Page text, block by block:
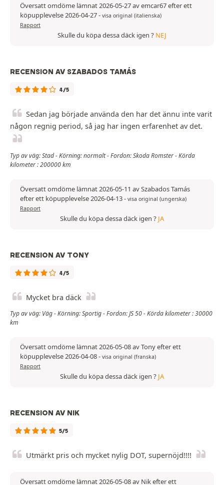
Översatt omdöme lämnat 2026-05-27 av emcar67 efter ett
köpupplevelse 2026-04-27- visa original (italienska)
Rapport
Skulle du köpa dessa däck igen ? NEJ
RECENSION AV SZABADOS TAMÁS
4/5
Sedan jag började använda den har det ännu inte varit
någon regnig period, så jag har ingen erfarenhet av det.
Typ av väg: Stad - Körning: normalt - Fordon: Skoda Romster - Körda
kilometer : 200000 km
Översatt omdöme lämnat 2026-05-11 av Szabados Tamás
efter ett köpupplevelse 2026-04-13- visa original (ungerska)
Rapport
Skulle du köpa dessa däck igen ? JA
RECENSION AV TONY
4/5
Mycket bra däck
Typ av väg: Väg - Körning: Sportig - Fordon: JS 50 - Körda kilometer : 30000
km
Översatt omdöme lämnat 2026-05-08 av Tony efter ett
köpupplevelse 2026-04-08- visa original (franska)
Rapport
Skulle du köpa dessa däck igen ? JA
RECENSION AV NIK
5/5
Utmärkt pris och mycket nylig DOT, supernöjd!!!!
Översatt omdöme lämnat 2026-05-08 av Nik efter ett